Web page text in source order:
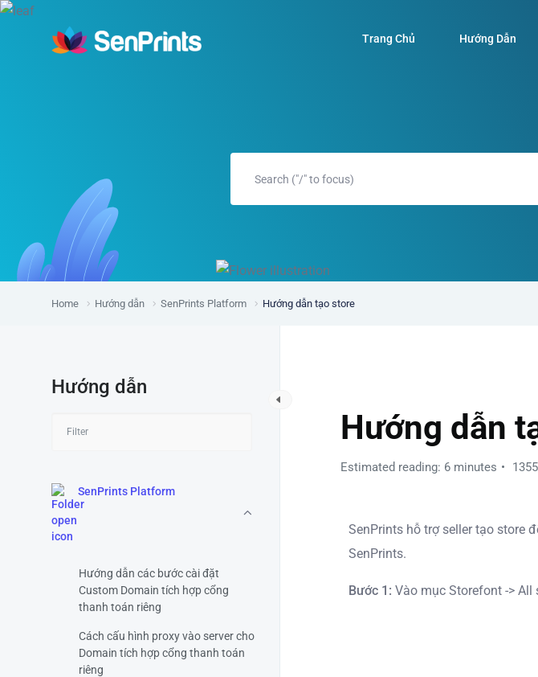
Trang Chủ Hướng Dẫn
Home Hướng dẫn SenPrints Platform Hướng dẫn tạo store
Hướng dẫn
SenPrints Platform
Hướng dẫn các bước cài đặt
Custom Domain tích hợp cổng
thanh toán riêng
Cách cấu hình proxy vào server cho
Domain tích hợp cổng thanh toán
riêng
Hướng dẫn
Estimated reading: 6 minutes
SenPrints hỗ trợ seller tạo store
SenPrints.
Bước 1: Vào mục Storefont ->